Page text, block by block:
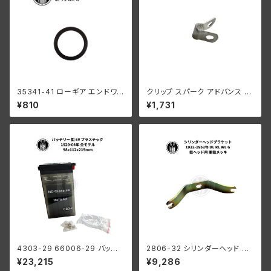
35341-41 ローギア エンドワッ
シャー1個
¥810
クリップ スパーク アドバンス ケ
ーブル ハーレーダビッドソン 19
37-57年 EL FL
¥1,731
4303-29 66006-29 バッテリ
ー 6V プラスチック 1929-64年
98x112x215mm
¥23,215
2806-32 シリンダーヘッド ブ
ラケット 鉄ヘッド用 ハーレーダ
ビッドソン 1932-1952年 DL R
¥9,286